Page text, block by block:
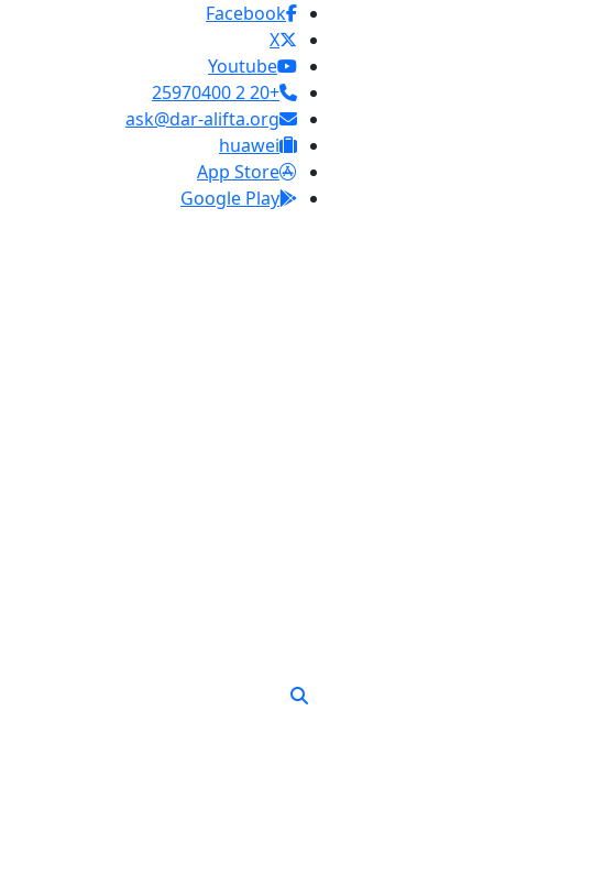
Facebook
X
Youtube
+20 2 25970400
ask@dar-alifta.org
huawei
App Store
Google Play